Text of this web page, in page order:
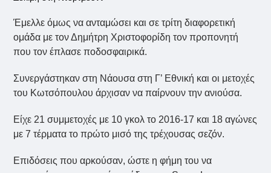
Έμελλε όμως να ανταμώσει και σε τρίτη διαφορετική
ομάδα με τον Δημήτρη Χριστοφορίδη τον προπονητή
που τον έπλασε ποδοσφαιρικά.
Συνεργάστηκαν στη Νάουσα στη Γ’ Εθνική και οι μετοχές
του Κωτσόπουλου άρχισαν να παίρνουν την ανιούσα.
Είχε 21 συμμετοχές με 10 γκολ το 2016-17 και 18 αγώνες
με 7 τέρματα το πρώτο μισό της τρέχουσας σεζόν.
Επιδόσεις που αρκούσαν, ώστε η φήμη του να